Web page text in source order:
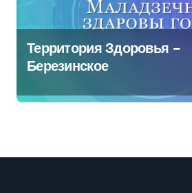
Территория Здоровья –
Березинское